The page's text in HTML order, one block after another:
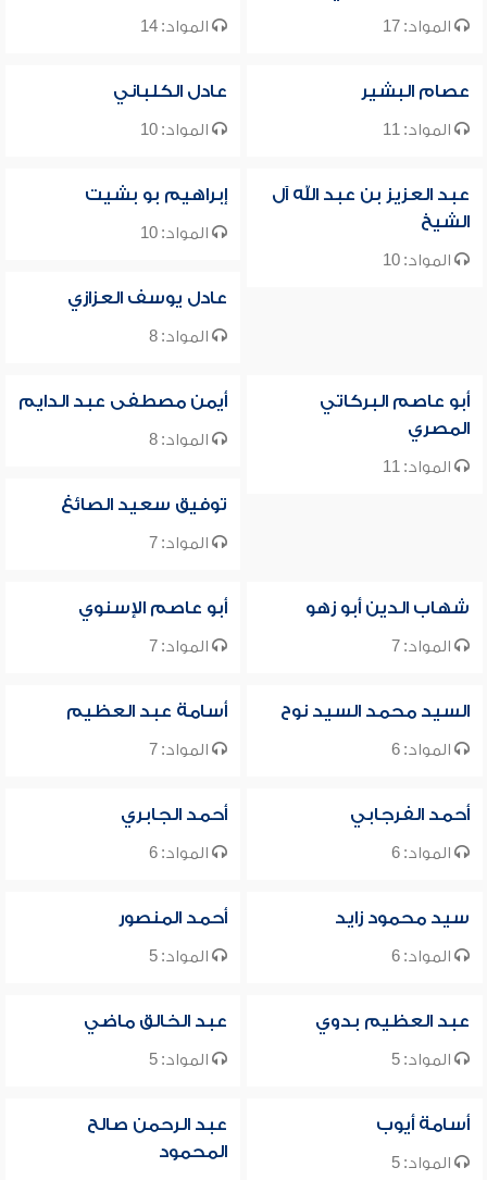
المواد: 17 المواد: 14
عصام البشير
المواد: 11
عادل الكلباني
المواد: 10
عبد العزيز بن عبد الله آل
الشيخ
المواد: 10
إبراهيم بو بشيت
المواد: 10
عادل يوسف العزازي
المواد: 8
أبو عاصم البركاتي
المصري
المواد: 11
أيمن مصطفى عبد الدايم
المواد: 8
توفيق سعيد الصائغ
المواد: 7
شهاب الدين أبو زهو
المواد: 7
أبو عاصم الإسنوي
المواد: 7
السيد محمد السيد نوح
المواد: 6
أسامة عبد العظيم
المواد: 7
أحمد الفرجابي
المواد: 6
أحمد الجابري
المواد: 6
سيد محمود زايد
المواد: 6
أحمد المنصور
المواد: 5
عبد العظيم بدوي
المواد: 5
عبد الخالق ماضي
المواد: 5
أسامة أيوب
المواد: 5
عبد الرحمن صالح
المحمود